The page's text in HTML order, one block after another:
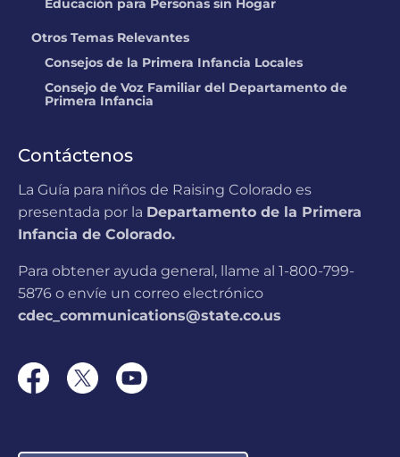
Dalal Al Dalawi
LOCATION: 13340 W 8th Ave, Golden, CO
185.57 miles
Ute Meadows
LOCATION: 110505 W Meadows Dr,
ROCKY MOUNTAIN
DEAF SCHOOL
LOCATION: 10300 W Nassau ST, Denver,
CO
186.38 miles
LOCATION: 12225 W 38th Ave, Wheat
Ridge, CO
Educación para Personas sin Hogar
Otros Temas Relevantes
Consejos de la Primera Infancia Locales
Consejo de Voz Familiar del Departamento de
Primera Infancia
Contáctenos
La Guía para niños de Raising Colorado es
presentada por la Departamento de la Primera
Infancia de Colorado.
Para obtener ayuda general, llame al 1-800-799-
5876 o envíe un correo electrónico
cdec_communications@state.co.us